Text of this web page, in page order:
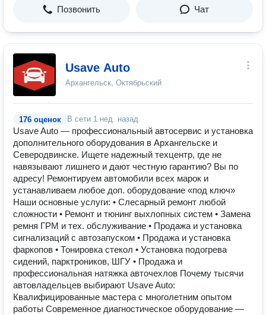
Позвонить Чат
Usave Auto
Архангельск, Октябрьский
176 оценок В сети 1 нед. назад
Usave Auto — профессиональный автосервис и установка
дополнительного оборудования в Архангельске и
Северодвинске. Ищете надежный техцентр, где не
навязывают лишнего и дают честную гарантию? Вы по
адресу! Ремонтируем автомобили всех марок и
устанавливаем любое доп. оборудование «под ключ»
Наши основные услуги: • Слесарный ремонт любой
сложности • Ремонт и тюнинг выхлопных систем • Замена
ремня ГРМ и тех. обслуживание • Продажа и установка
сигнализаций с автозапуском • Продажа и установка
фаркопов • Тонировка стекол • Установка подогрева
сидений, парктроников, ШГУ • Продажа и
профессиональная натяжка авточехлов Почему тысячи
автовладельцев выбирают Usave Auto:
Квалифицированные мастера с многолетним опытом
работы Современное диагностическое оборудование —